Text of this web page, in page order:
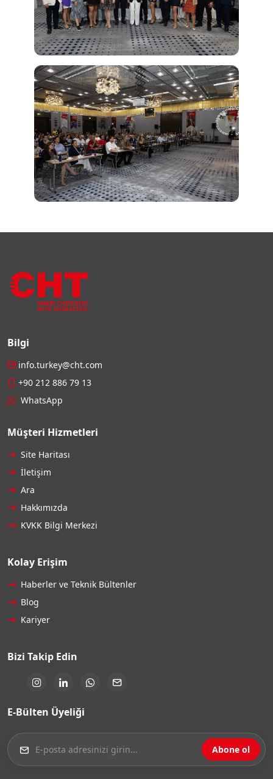
Bilgi
info.turkey@cht.com
+90 212 886 79 13
WhatsApp
Müşteri Hizmetleri
Site Haritası
İletişim
Ara
Hakkımızda
KVKK Bilgi Merkezi
Kolay Erişim
Haberler ve Teknik Bültenler
Blog
Kariyer
Bizi Takip Edin
E-Bülten Üyeliği
Abone ol